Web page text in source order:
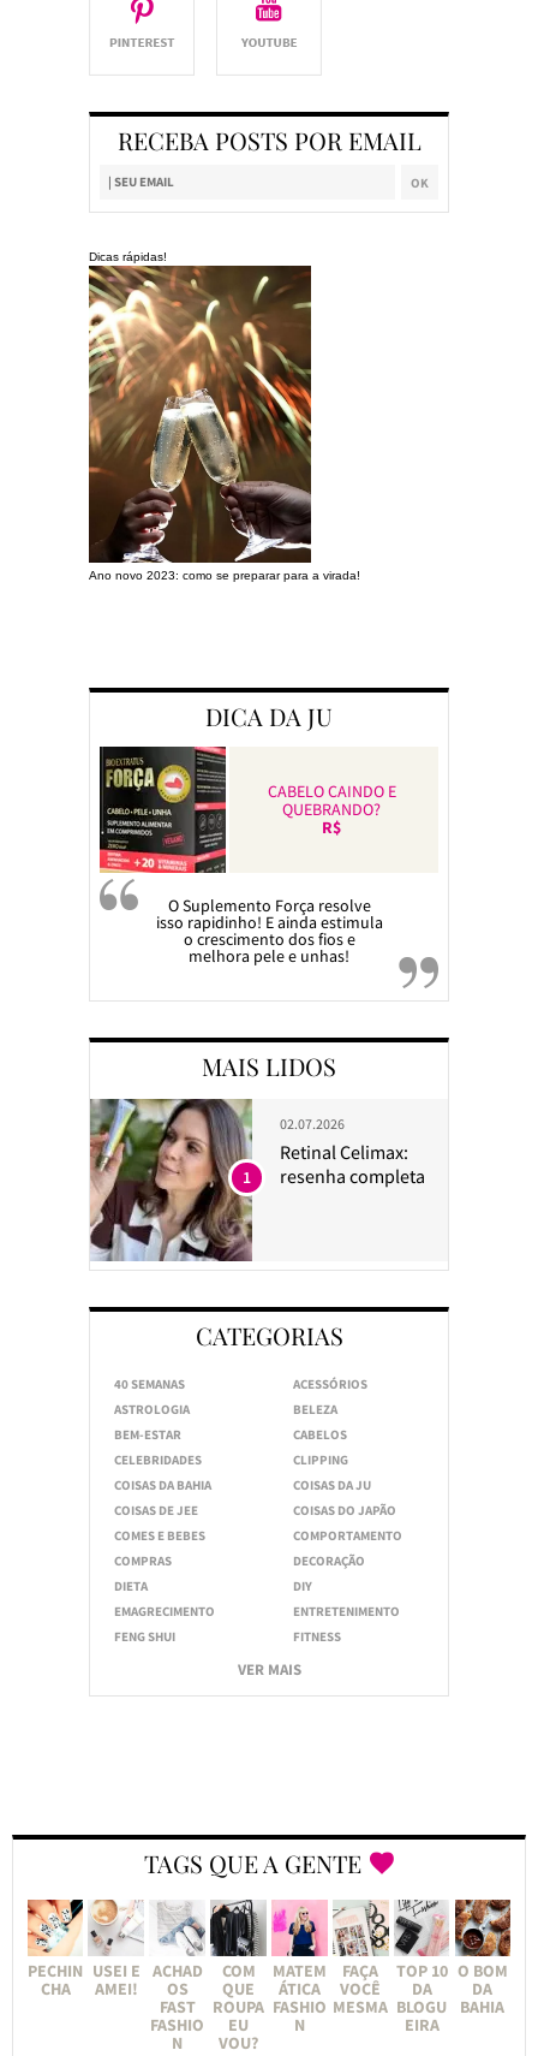
RECEBA POSTS POR EMAIL
Dicas rápidas!
Ano novo 2023: como se preparar para a virada!
DICA DA JU
CABELO CAINDO E
QUEBRANDO?
R$
O Suplemento Força resolve
isso rapidinho! E ainda estimula
o crescimento dos fios e
melhora pele e unhas!
MAIS LIDOS
02.07.2026
Retinal Celimax:
resenha completa
1
CATEGORIAS
40 SEMANAS
ACESSÓRIOS
ASTROLOGIA
BELEZA
BEM-ESTAR
CABELOS
CELEBRIDADES
CLIPPING
COISAS DA BAHIA
COISAS DA JU
COISAS DE JEE
COISAS DO JAPÃO
COMES E BEBES
COMPORTAMENTO
COMPRAS
DECORAÇÃO
DIETA
DIY
EMAGRECIMENTO
ENTRETENIMENTO
FENG SHUI
FITNESS
VER MAIS
TAGS QUE A GENTE
PECHIN
CHA
USEI E
AMEI!
ACHAD
OS
FAST
FASHIO
N
COM
QUE
ROUPA
EU
VOU?
MATEM
ÁTICA
FASHIO
N
FAÇA
VOCÊ
MESMA
TOP 10
DA
BLOGU
EIRA
O BOM
DA
BAHIA